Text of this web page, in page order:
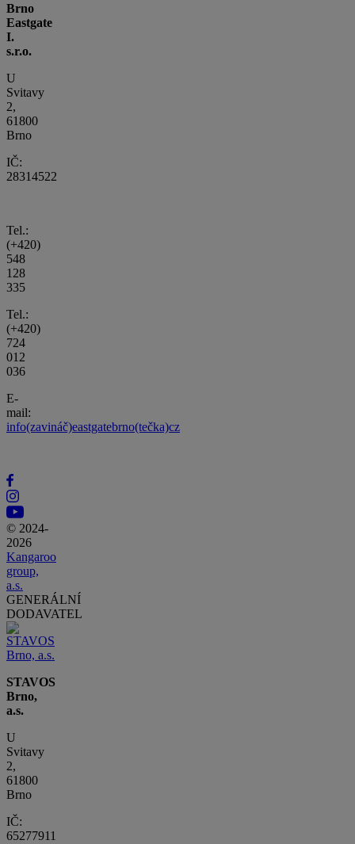
Brno
Eastgate
I.
s.r.o.
U
Svitavy
2,
61800
Brno
IČ:
28314522
Tel.:
(+420)
548
128
335
Tel.:
(+420)
724
012
036
E-
mail:
info(zavináč)eastgatebrno(tečka)cz
© 2024-
2026
Kangaroo
group,
a.s.
GENERÁLNÍ
DODAVATEL
STAVOS
Brno,
a.s.
U
Svitavy
2,
61800
Brno
IČ:
65277911